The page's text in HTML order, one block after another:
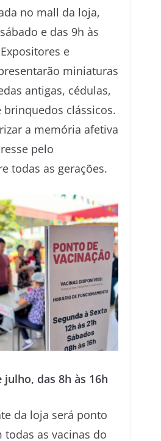
no mall da loja,
e das 9h às
e
miniaturas
antigas, cédulas,
clássicos.
a memória afetiva
pelo
todas as gerações.
julho, das 8h às 16h
da loja será ponto
todas as vacinas do